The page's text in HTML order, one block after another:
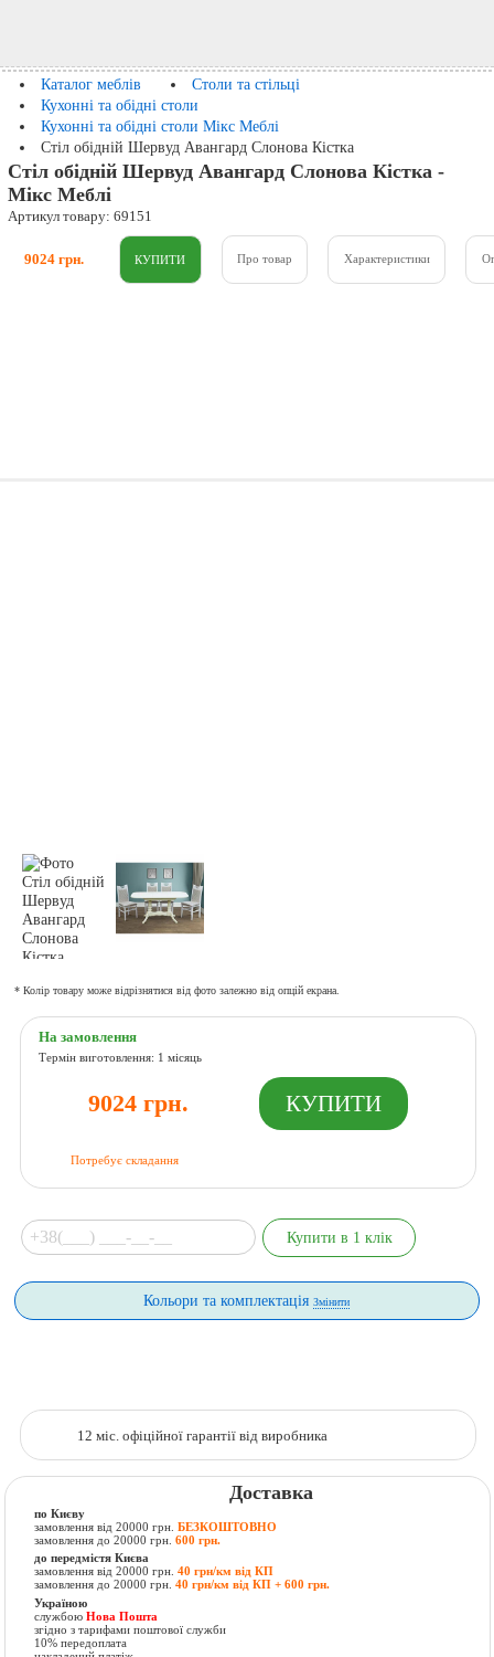
Каталог меблів
Столи та стільці
Кухонні та обідні столи
Кухонні та обідні столи Мікс Меблі
Стіл обідній Шервуд Авангард Слонова Кістка
Стіл обідній Шервуд Авангард Слонова Кістка -
Мікс Меблі
Артикул товару: 69151
9024 грн. Про товар Характеристики
* Колір товару може відрізнятися від фото залежно від опцій екрана.
На замовлення
Термін виготовлення: 1 місяць
9024 грн.
Потребує складання
Кольори та комплектаціяЗмінити
12 міс. офіційної гарантії від виробника
Доставка
по Києву
замовлення від 20000 грн.БЕЗКОШТОВНО
замовлення до 20000 грн.600 грн.
до передмістя Києва
замовлення від 20000 грн.40 грн/км від КП
замовлення до 20000 грн.40 грн/км від КП + 600 грн.
Україною
службоюНова Пошта
згідно з тарифами поштової служби
10% передоплата